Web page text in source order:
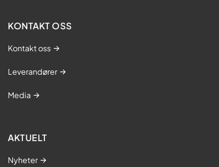
KONTAKT OSS
Kontakt oss
Leverandører
Media
AKTUELT
Nyheter